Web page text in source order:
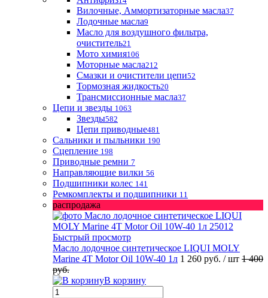
Вилочные, Аммортизаторные масла37
Лодочные масла9
Масло для воздушного фильтра,
очиститель21
Мото химия106
Моторные масла212
Смазки и очистители цепи52
Тормозная жидкость20
Трансмиссионные масла37
Цепи и звезды 1063
Звезды582
Цепи приводные481
Сальники и пыльники 190
Сцепление 198
Приводные ремни 7
Направляющие вилки 56
Подшипники колес 141
Ремкомплекты и подшипники 11
распродажа
Быстрый просмотр
Масло лодочное синтетическое LIQUI MOLY
Marine 4T Motor Oil 10W-40 1л 1 260 руб. / шт 1 400
руб.
В корзину